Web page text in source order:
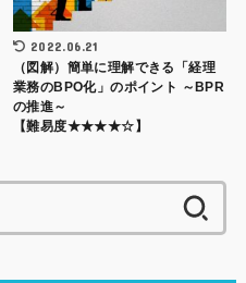
2022.06.21
（図解）簡単に理解できる「経理
業務のBPO化」のポイント ～BPR
の推進～
【難易度★★★★☆】
索: